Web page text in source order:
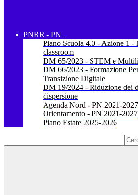
PNRR - PN
Piano Scuola 4.0 - Azione 1 -
classroom
DM 65/2023 - STEM e
DM 66/2023 - Formazione
Transizione Digitale
DM 19/2024 - Riduzione dei
dispersione
Agenda Nord - PN 2021-2027
Orientamento - PN 2021-2027
Piano Estate 2025-2026